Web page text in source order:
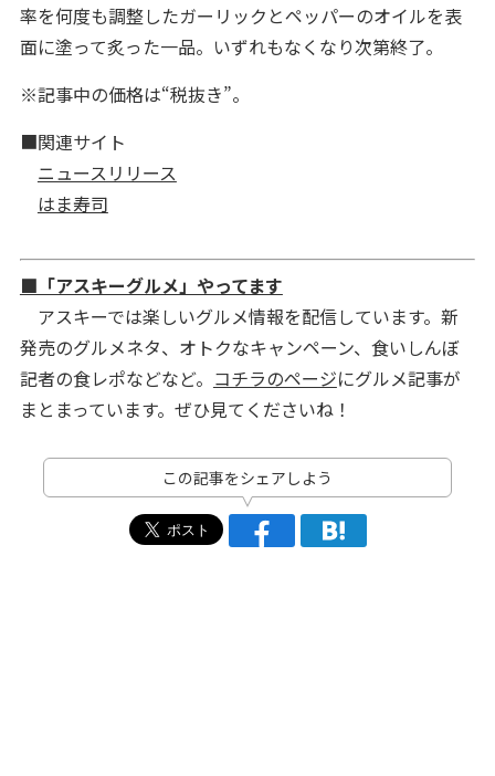
率を何度も調整したガーリックとペッパーのオイルを表
面に塗って炙った一品。いずれもなくなり次第終了。
※記事中の価格は“税抜き”。
■関連サイト
ニュースリリース
はま寿司
■「アスキーグルメ」やってます
アスキーでは楽しいグルメ情報を配信しています。新
発売のグルメネタ、オトクなキャンペーン、食いしんぼ
記者の食レポなどなど。 コチラのページにグルメ記事が
まとまっています。ぜひ見てくださいね！
この記事をシェアしよう